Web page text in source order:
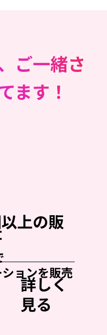
ョンを販売
上の販
詳しく
見る
ご一緒さ
ます！